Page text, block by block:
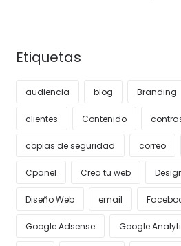
Etiquetas
audiencia blog Branding
clientes Contenido
copias de seguridad correo
Cpanel Crea tu web
Diseño Web email
Google Adsense Google